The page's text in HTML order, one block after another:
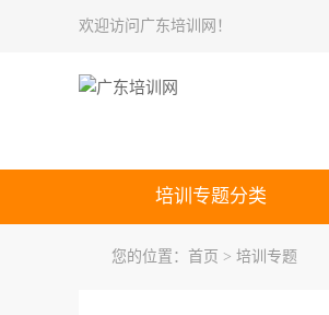
欢迎访问广东培训网！
培训专题分类
您的位置： 首页 > 培训专题